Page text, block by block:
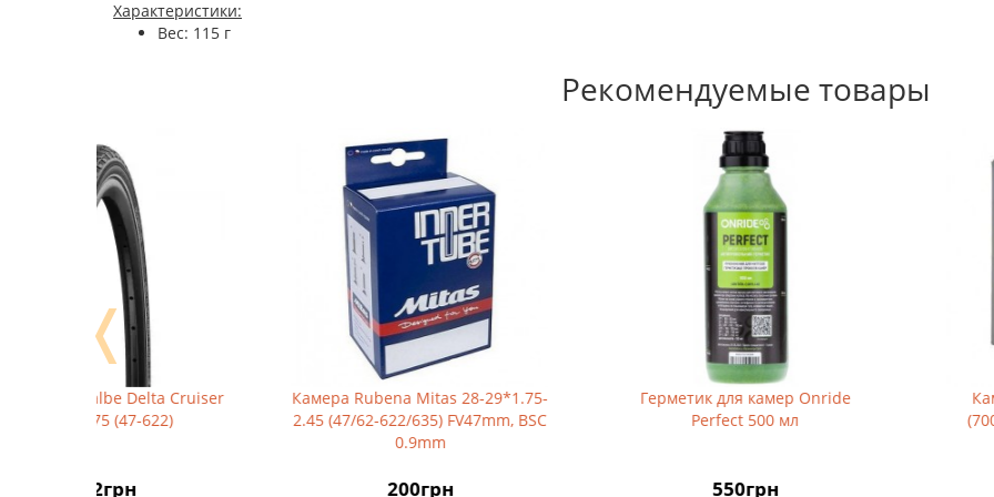
Характеристики:
Вес: 115 г
Рекомендуемые товары
Камера Rubena Mitas 28-29*1.75-
2.45 (47/62-622/635) FV47mm, BSC
Герметик для камер Onride
Perfect 500 мл
Камера Schwalbe AV17
(700x28/45C-28/47-622/
❬